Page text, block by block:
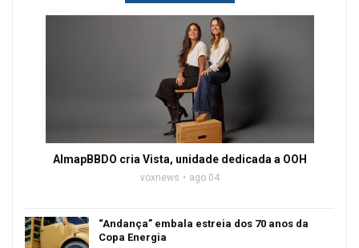
AlmapBBDO cria Vista, unidade dedicada a OOH
voxnews ago 04
“Andança” embala estreia dos 70 anos da
Copa Energia